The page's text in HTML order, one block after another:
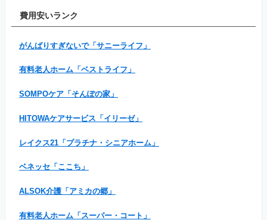
費用安いランク
がんばりすぎないで「サニーライフ」
有料老人ホーム「ベストライフ」
SOMPOケア「そんぽの家」
HITOWAケアサービス「イリーゼ」
レイクス21「プラチナ・シニアホーム」
ベネッセ「ここち」
ALSOK介護「アミカの郷」
有料老人ホーム「スーパー・コート」